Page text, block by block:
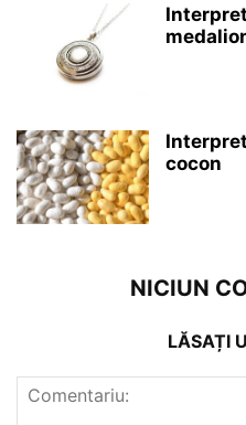
cocon
NICIUN
LĂSAȚI